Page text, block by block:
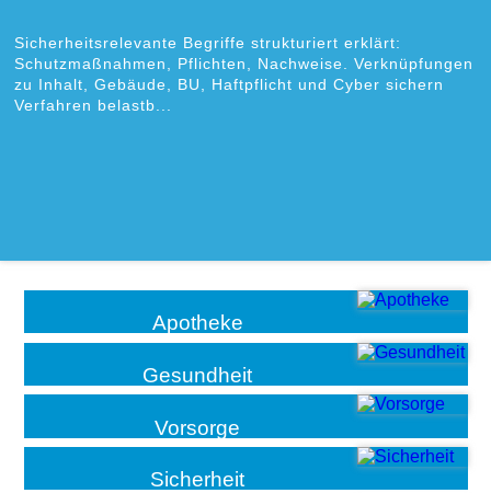
Sicherheitsrelevante Begriffe strukturiert erklärt:
Schutzmaßnahmen, Pflichten, Nachweise. Verknüpfungen
zu Inhalt, Gebäude, BU, Haftpflicht und Cyber sichern
Verfahren belastb...
Apotheke
Gesundheit
Vorsorge
Sicherheit